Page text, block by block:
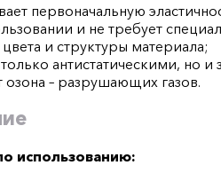
первоначальную
и не требует
и структуры материала;
антистатическими, но
озона – разрушающих газов.
использованию: